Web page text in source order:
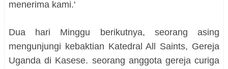
menerima kami.'
Dua hari Minggu berikutnya, seorang asing
mengunjungi kebaktian Katedral All Saints, Gereja
Uganda di Kasese. seorang anggota gereja curiga